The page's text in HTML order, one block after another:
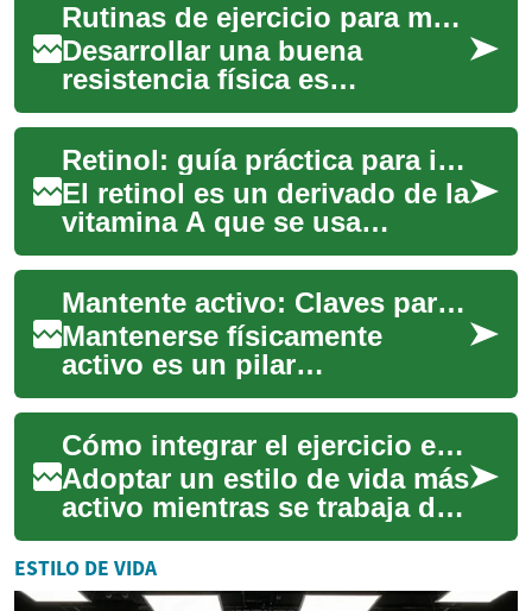
Rutinas de ejercicio para mejorar la resistencia
Desarrollar una buena
resistencia física es
fundamental no solo para el
rendimiento deportivo, sino
también para mejo...
Retinol: guía práctica para integrar este activo en tu rutina de skincare
El retinol es un derivado de la
vitamina A que se usa
ampliamente en skincare por
su capacidad para acelerar la
renov...
Mantente activo: Claves para una vida saludable
Mantenerse físicamente
activo es un pilar
fundamental para una vida
plena y saludable. La
integración de rutinas de e...Cómo integrar el ejercicio en tu día a día remoto
Adoptar un estilo de vida más
activo mientras se trabaja de
forma remota puede parecer
un desafío, pero es
completame...
ESTILO DE VIDA